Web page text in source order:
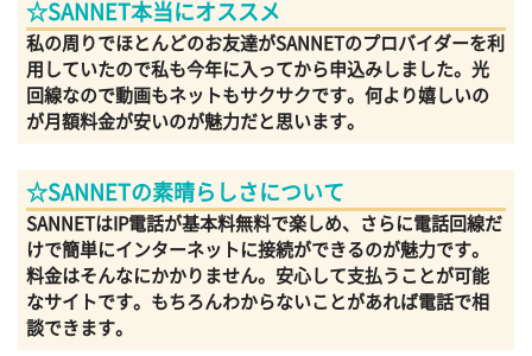
☆SANNET本当にオススメ
私の周りでほとんどのお友達がSANNETのプロバイダーを利
用していたので私も今年に入ってから申込みしました。光
回線なので動画もネットもサクサクです。何より嬉しいの
が月額料金が安いのが魅力だと思います。
☆SANNETの素晴らしさについて
SANNETはIP電話が基本料無料で楽しめ、さらに電話回線だ
けで簡単にインターネットに接続ができるのが魅力です。
料金はそんなにかかりません。安心して支払うことが可能
なサイトです。もちろんわからないことがあれば電話で相
談できます。